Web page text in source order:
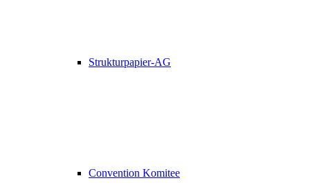
Strukturpapier-AG
Convention Komitee